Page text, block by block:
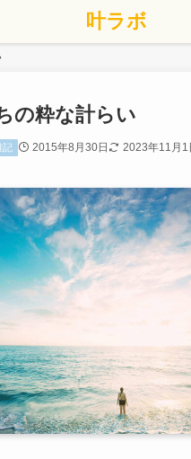
叶ラボ
の粋な計らい
記 2015年8月30日 2023年11月1